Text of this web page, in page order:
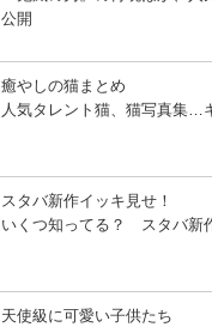
公開
癒やしの猫まとめ
人気タレント猫、猫写真集…
スタバ新作イッキ見せ！
いくつ知ってる？ スタバ新
天使級に可愛い子供たち